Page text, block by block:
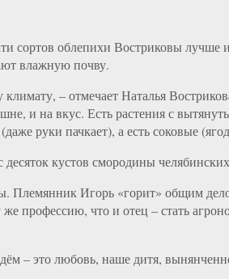
сортов облепихи Востриковы лучше
влажную почву.
– отмечает Наталья
и на вкус. Есть растения с
руки пачкает), а есть соковые
кустов смородины
Игорь «горит» общим
же профессию, что и отец – стать
– это любовь, наше дитя,